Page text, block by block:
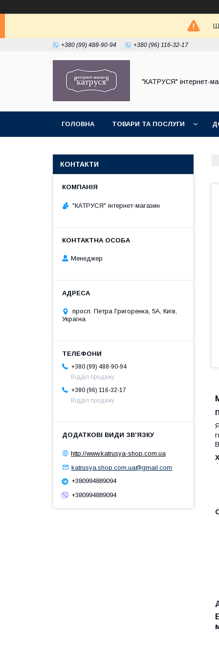
+380 (99) 488-90-94 +380 (96) 116-32-17
"КАТРУСЯ" інтернет-
ГОЛОВНА ТОВАРИ ТА ПОСЛУГИ
КОНТАКТИ
"КАТРУСЯ" інтернет-магазин
Менеджер
просп. Петра Григоренка, 5А, Київ,
Україна
+380 (99) 488-90-94
Відділ продажу
+380 (96) 116-32-17
Відділ продажу
http://www.katrusya-shop.com.ua
katrusya.shop.com.ua@gmail.com
+380994889094
+380994889094